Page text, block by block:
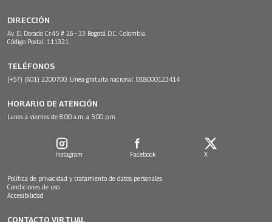
DIRECCIÓN
Av. El Dorado Cr.45 # 26 - 33 Bogotá D.C. Colombia.
Código Postal: 111321
TELÉFONOS
(+57) (601) 2200700. Línea gratuita nacional: 018000123414
HORARIO DE ATENCIÓN
Lunes a viernes de 8:00 a.m. a 5:00 p.m.
Instagram Facebook X
Política de privacidad y tratamiento de datos personales
Condiciones de uso
Accesibilidad
CONTACTO VIRTUAL